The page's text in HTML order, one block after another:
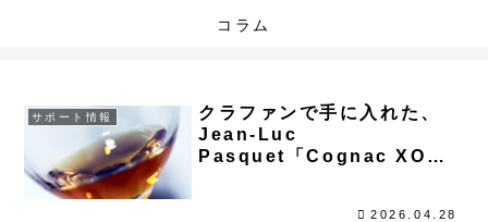
コラム
サポート情報
クラファンで手に入れた、
Jean-Luc
Pasquet「Cognac XO
2026.04.28